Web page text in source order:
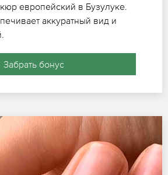
европейский в Бузулуке.
аккуратный вид и
Забрать бонус